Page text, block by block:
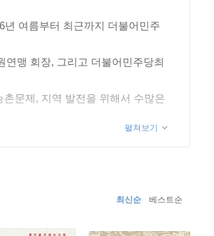
여름부터 최근까지 더불어민주
맹 회장, 그리고 더불어민주당최
문제, 지역 발전을 위해서 수많은
상, NGO 모니터단 선정 7년 연속
펼쳐보기
최신순 베스트순